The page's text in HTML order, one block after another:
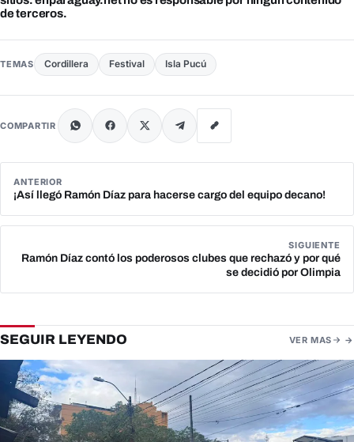
de terceros.
TEMAS Cordillera Festival Isla Pucú
COMPARTIR
ANTERIOR
¡Así llegó Ramón Díaz para hacerse cargo del equipo decano!
SIGUIENTE
Ramón Díaz contó los poderosos clubes que rechazó y por qué
se decidió por Olimpia
SEGUIR LEYENDO VER MAS